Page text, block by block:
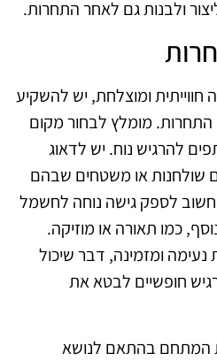
ולבנות גם לאחר התחרות.
ומוצלחת, יש להשקיע
מומלץ לבחור מקום
להרגיש נוח. יש לדאוג
שולחנות או משטחים שבהם
חשוב לספק גישה נוחה לחשמל
כמו תאורה או מוזיקה.
נעימה ומזמינה, דבר שיכול
חופשיים לבטא את
המתחם בהתאם לנושא